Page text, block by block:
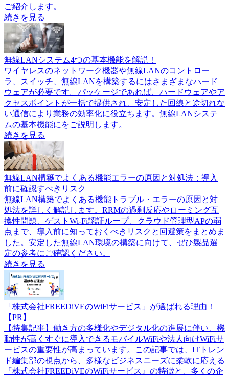
ご紹介します。
続きを見る
無線LANシステム4つの基本機能を解説！
ワイヤレスのネットワーク機器や無線LANのコントロー
ラ、スイッチ、無線LANを構築するにはさまざまなハード
ウェアが必要です。パッケージであれば、ハードウェアやア
クセスポイントが一括で提供され、安定した回線と途切れな
い通信により業務の効率化に役立ちます。無線LANシステ
ムの基本機能にをご説明します。
続きを見る
無線LAN構築でよくある機能エラーの原因と対処法：導入
前に確認すべきリスク
無線LAN構築でよくある機能トラブル・エラーの原因と対
処法を詳しく解説します。RRMの過剰反応やローミング互
換性問題、ゲストWi-Fi認証ループ、クラウド管理型APの弱
点まで、導入前に知っておくべきリスクと回避策をまとめま
した。安定した無線LAN環境の構築に向けて、ぜひ製品選
定の参考にご確認ください。
続きを見る
「株式会社FREEDiVEのWiFiサービス」が選ばれる理由！
【PR】
【特集記事】働き方の多様化やデジタル化の進展に伴い、機
動性が高くすぐに導入できるモバイルWiFiや法人向けWiFiサ
ービスの重要性が高まっています。この記事では、ITトレン
ド編集部の視点から、多様なビジネスニーズに柔軟に応える
『株式会社FREEDiVEのWiFiサービス』の特徴と、多くの企